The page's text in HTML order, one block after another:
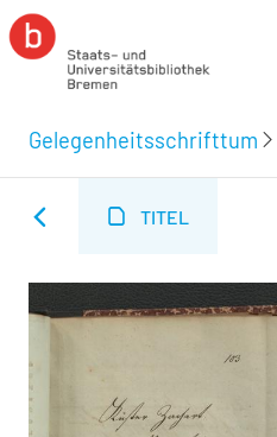
Gelegenheitsschrifttum
TITEL